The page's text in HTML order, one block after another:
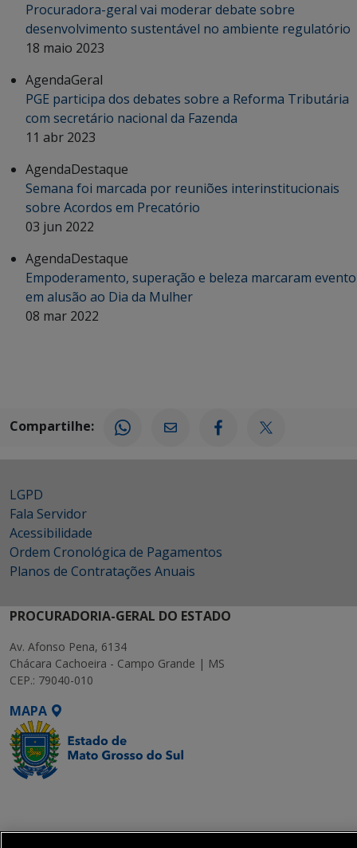
Procuradora-geral vai moderar debate sobre
desenvolvimento sustentável no ambiente regulatório
18 maio 2023
AgendaGeral
PGE participa dos debates sobre a Reforma Tributária
com secretário nacional da Fazenda
11 abr 2023
AgendaDestaque
Semana foi marcada por reuniões interinstitucionais
sobre Acordos em Precatório
03 jun 2022
AgendaDestaque
Empoderamento, superação e beleza marcaram evento
em alusão ao Dia da Mulher
08 mar 2022
Compartilhe:
LGPD
Fala Servidor
Acessibilidade
Ordem Cronológica de Pagamentos
Planos de Contratações Anuais
PROCURADORIA-GERAL DO ESTADO
Av. Afonso Pena, 6134
Chácara Cachoeira - Campo Grande | MS
CEP.: 79040-010
MAPA
Transformação Digital